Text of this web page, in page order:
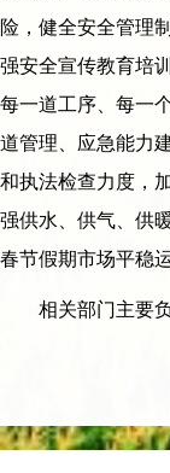
险，健全安全管理
强安全宣传教育培
每一道工序、每一
道管理、应急能力
和执法检查力度，
强供水、供气、供
春节假期市场平稳运
相关部门主要负